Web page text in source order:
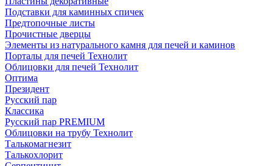
Подставки для каминных спичек
Предтопочные листы
Прочистные дверцы
Элементы из натурального камня для печей и каминов
Порталы для печей Технолит
Облицовки для печей Технолит
Оптима
Президент
Русский пар
Классика
Русский пар PREMIUM
Облицовки на трубу Технолит
Талькомагнезит
Талькохлорит